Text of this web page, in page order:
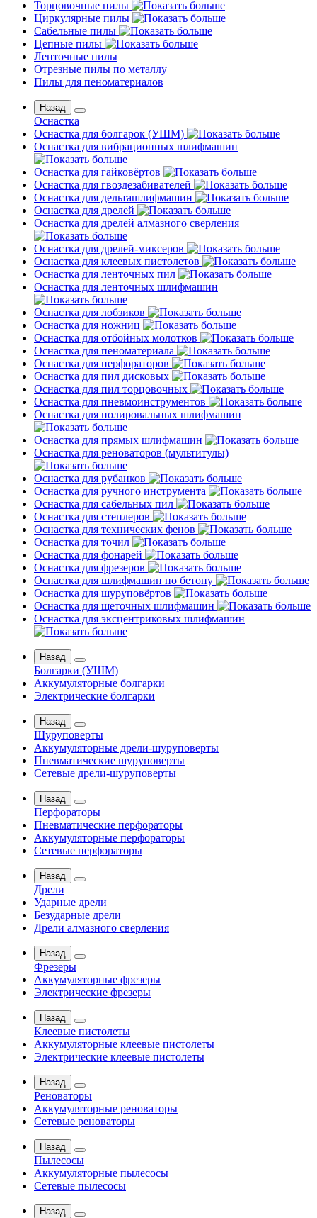
Торцовочные пилы
Циркулярные пилы
Сабельные пилы
Цепные пилы
Ленточные пилы
Отрезные пилы по металлу
Пилы для пеноматериалов
Назад
Оснастка
Оснастка для болгарок (УШМ)
Оснастка для вибрационных шлифмашин
Оснастка для гайковёртов
Оснастка для гвоздезабивателей
Оснастка для дельташлифмашин
Оснастка для дрелей
Оснастка для дрелей алмазного сверления
Оснастка для дрелей-миксеров
Оснастка для клеевых пистолетов
Оснастка для ленточных пил
Оснастка для ленточных шлифмашин
Оснастка для лобзиков
Оснастка для ножниц
Оснастка для отбойных молотков
Оснастка для пеноматериала
Оснастка для перфораторов
Оснастка для пил дисковых
Оснастка для пил торцовочных
Оснастка для пневмоинструментов
Оснастка для полировальных шлифмашин
Оснастка для прямых шлифмашин
Оснастка для реноваторов (мультитулы)
Оснастка для рубанков
Оснастка для ручного инструмента
Оснастка для сабельных пил
Оснастка для степлеров
Оснастка для технических фенов
Оснастка для точил
Оснастка для фонарей
Оснастка для фрезеров
Оснастка для шлифмашин по бетону
Оснастка для шуруповёртов
Оснастка для щеточных шлифмашин
Оснастка для эксцентриковых шлифмашин
Назад
Болгарки (УШМ)
Аккумуляторные болгарки
Электрические болгарки
Назад
Шуруповерты
Аккумуляторные дрели-шуруповерты
Пневматические шуруповерты
Сетевые дрели-шуруповерты
Назад
Перфораторы
Пневматические перфораторы
Аккумуляторные перфораторы
Сетевые перфораторы
Назад
Дрели
Ударные дрели
Безударные дрели
Дрели алмазного сверления
Назад
Фрезеры
Аккумуляторные фрезеры
Электрические фрезеры
Назад
Клеевые пистолеты
Аккумуляторные клеевые пистолеты
Электрические клеевые пистолеты
Назад
Реноваторы
Аккумуляторные реноваторы
Сетевые реноваторы
Назад
Пылесосы
Аккумуляторные пылесосы
Сетевые пылесосы
Назад